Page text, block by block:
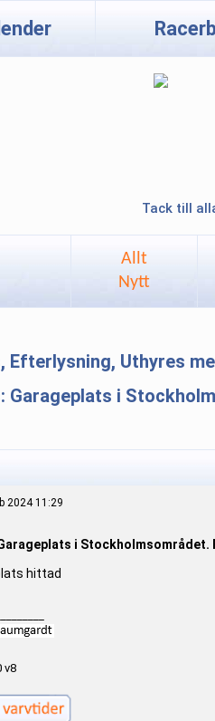
Tack till
Allt
Nytt
Efterlysning, Uthyres
Garageplats i
2024 11:29
i Stockholmsområdet.
hittad
v8